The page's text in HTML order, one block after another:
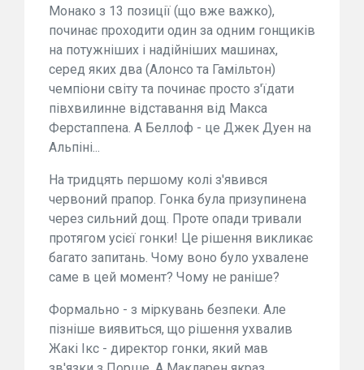
Монако з 13 позиції (що вже важко),
починає проходити один за одним гонщиків
на потужніших і надійніших машинах,
серед яких два (Алонсо та Гамільтон)
чемпіони світу та починає просто з'їдати
півхвилинне відставання від Макса
Ферстаппена. А Беллоф - це Джек Дуен на
Альпіні...
На тридцять першому колі з'явився
червоний прапор. Гонка була призупинена
через сильний дощ. Проте опади тривали
протягом усієї гонки! Це рішення викликає
багато запитань. Чому воно було ухвалене
саме в цей момент? Чому не раніше?
Формально - з міркувань безпеки. Але
пізніше виявиться, що рішення ухвалив
Жакі Ікс - директор гонки, який мав